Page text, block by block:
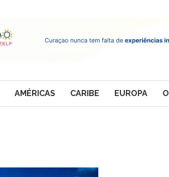
AMÉRICAS CARIBE EUROPA